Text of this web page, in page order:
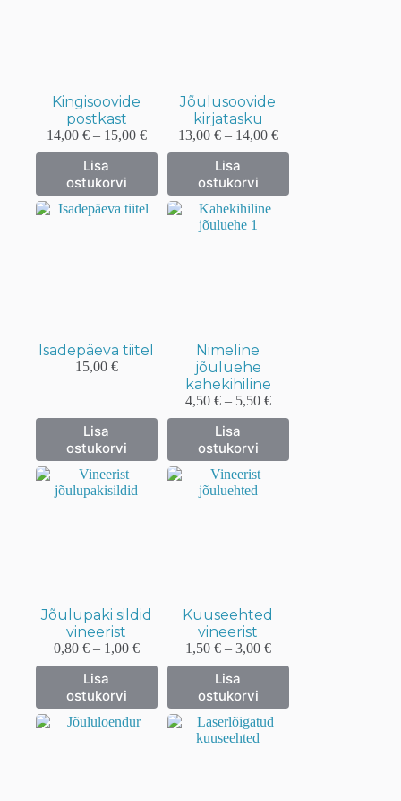
Kingisoovide
postkast
14,00 € – 15,00 €Hinnavahemik:
14,00 €
Lisa
ostukorvi
Sellel
tootel
on
mitu
Jõulusoovide
kirjatasku
13,00 € – 14,00 €Hinnavahemik:
13,00 €
Lisa
ostukorvi
Sellel
tootel
on
mitu
varianti.
Isadepäeva tiitel
15,00 €
Lisa
ostukorvi
Sellel
tootel
on
mitu
varianti.
Nimeline
jõuluehe
kahekihiline
4,50 € – 5,50 €Hinnavahemik:
4,50 €
Lisa
ostukorvi
Sellel
tootel
on
mitu
varianti.
Jõulupaki sildid
vineerist
0,80 € – 1,00 €Hinnavahemik:
0,80 €
Lisa
ostukorvi
Sellel
tootel
on
mitu
Kuuseehted
vineerist
1,50 € – 3,00 €Hinnavahemik:
1,50 €
Lisa
ostukorvi
Sellel
tootel
on
mitu
varianti.